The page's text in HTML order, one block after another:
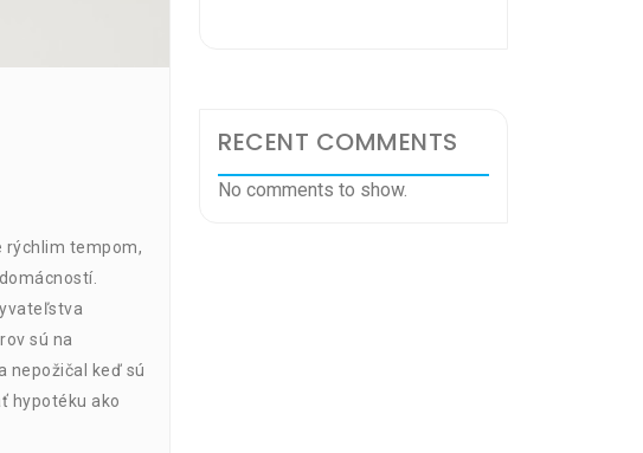
rýchlim tempom,
sú na
nepožičal keď sú
hypotéku ako
RECENT COMMENTS
No comments to show.